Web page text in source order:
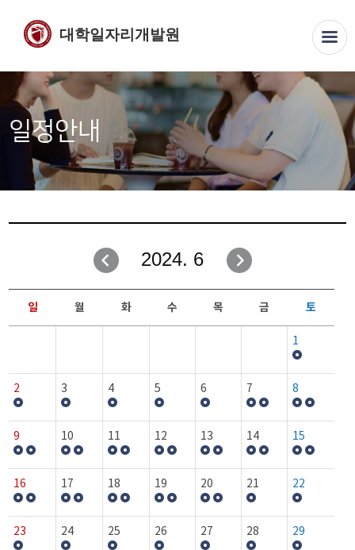
대학일자리개발원
일정안내
2024. 6
일 월 화 수 목 금 토
1
2 3 4 5 6 7 8
9 10 11 12 13 14 15
16 17 18 19 20 21 22
23 24 25 26 27 28 29